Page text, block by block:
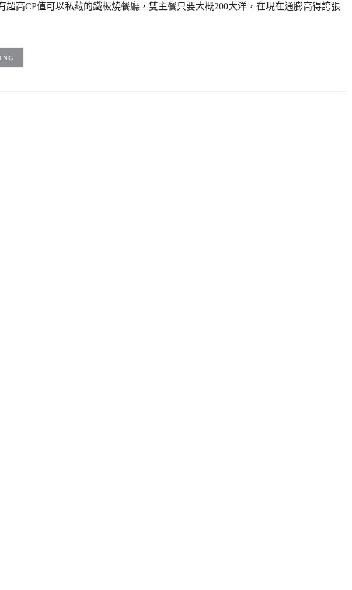
超高CP值可以私藏的鐵板燒餐廳，雙主餐只要大概200大洋，在現在通膨高得誇張